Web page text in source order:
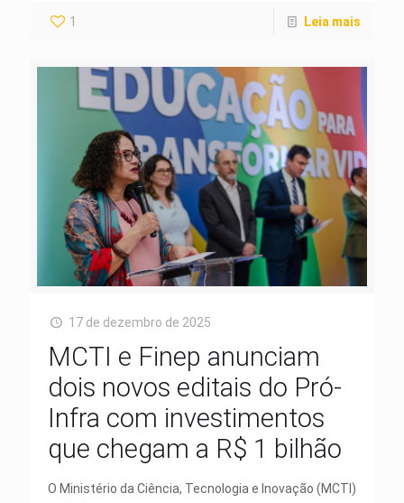
1 Leia mais
17 de dezembro de 2025
MCTI e Finep anunciam
dois novos editais do Pró-
Infra com investimentos
que chegam a R$ 1 bilhão
O Ministério da Ciência, Tecnologia e Inovação (MCTI)